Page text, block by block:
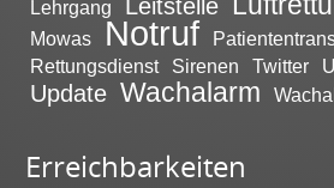
Lehrgang
Leitstelle
Mowas
Notruf
Rettungsdienst
Sirenen Twitter
Update Wachalarm
Erreichbarkeiten